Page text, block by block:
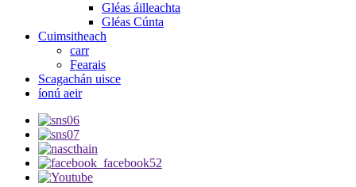
Gléas áilleachta
Gléas Cúnta
Cuimsitheach
carr
Fearais
Scagachán uisce
íonú aeir